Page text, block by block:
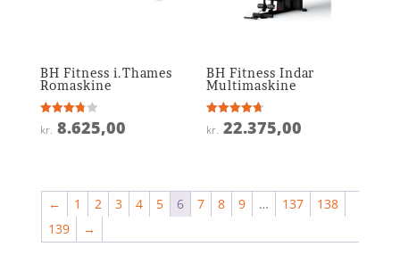
BH Fitness i.Thames
Romaskine
Vurderet
3.8
kr. 8.625,00
BH Fitness Indar
Multimaskine
Vurderet
4.7
kr. 22.375,00
← 1 2 3 4 5 6 7 8 9 … 137
138
139
→